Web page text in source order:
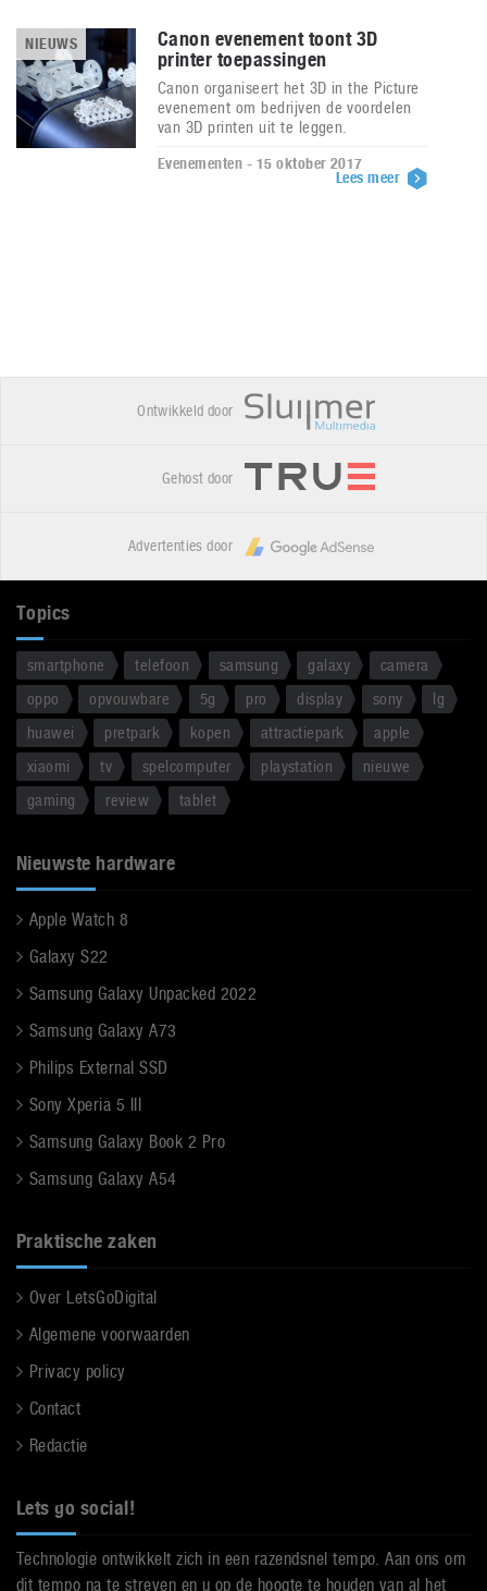
NIEUWS
Canon evenement toont 3D
printer toepassingen
Canon organiseert het 3D in the Picture
evenement om bedrijven de voordelen
van 3D printen uit te leggen.
Evenementen - 15 oktober 2017
Lees meer
Ontwikkeld door
Gehost door
Advertenties door
Topics
smartphone telefoon samsung galaxy
camera
oppo
opvouwbare 5g pro display sony
lg
huawei
pretpark kopen attractiepark
apple
xiaomi
tv spelcomputer playstation
nieuwe
gaming
review tablet
Nieuwste hardware
Apple Watch 8
Galaxy S22
Samsung Galaxy Unpacked 2022
Samsung Galaxy A73
Philips External SSD
Sony Xperia 5 III
Samsung Galaxy Book 2 Pro
Samsung Galaxy A54
Praktische zaken
Over LetsGoDigital
Algemene voorwaarden
Privacy policy
Contact
Redactie
Lets go social!
Technologie ontwikkelt zich in een razendsnel tempo. Aan ons om
dit tempo na te streven en u op de hoogte te houden van al het